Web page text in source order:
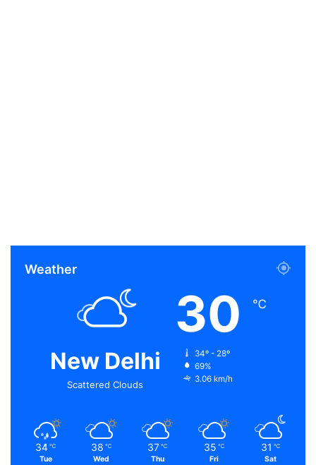
Weather
New Delhi
Scattered Clouds
30 ℃
34º - 28º
69%
3.06 km/h
34 ℃
Tue
38 ℃
Wed
37 ℃
Thu
35 ℃
Fri
31 ℃
Sat